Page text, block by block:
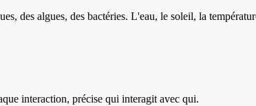
des algues, des bactéries. L'eau, le soleil, la
interaction, précise qui interagit avec qui.